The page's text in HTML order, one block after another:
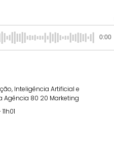
0:00
Inteligência Artificial e
Agência 80 20 Marketing